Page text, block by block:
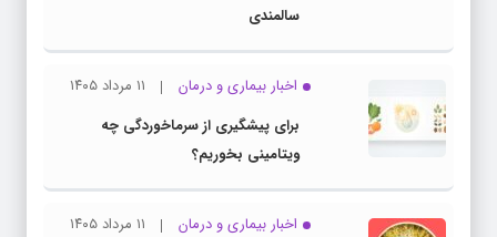
سالمندی
اخبار بیماری و درمان
۱۱ مرداد ۱۴۰۵
برای پیشگیری از سرماخوردگی چه
ویتامینی بخوریم؟
اخبار بیماری و درمان
۱۱ مرداد ۱۴۰۵